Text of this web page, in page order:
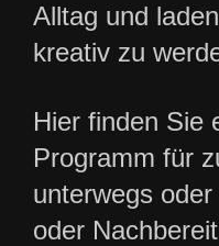
Alltag und
kreativ zu
Hier finden Sie
Programm für
unterwegs
oder